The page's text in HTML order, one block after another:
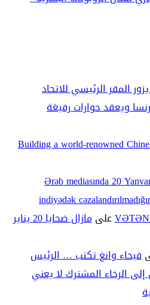
المقر الرئيسي للاتحاد
ويعقد حوارات رفيعَة
Building a world-renowned
Ərəb mediasında 20
indiyədək
على
مازال ضحايا 20 يناير
فيحاء وانغ تكتب … الرئيس
الرخاء المشترك لا يعني